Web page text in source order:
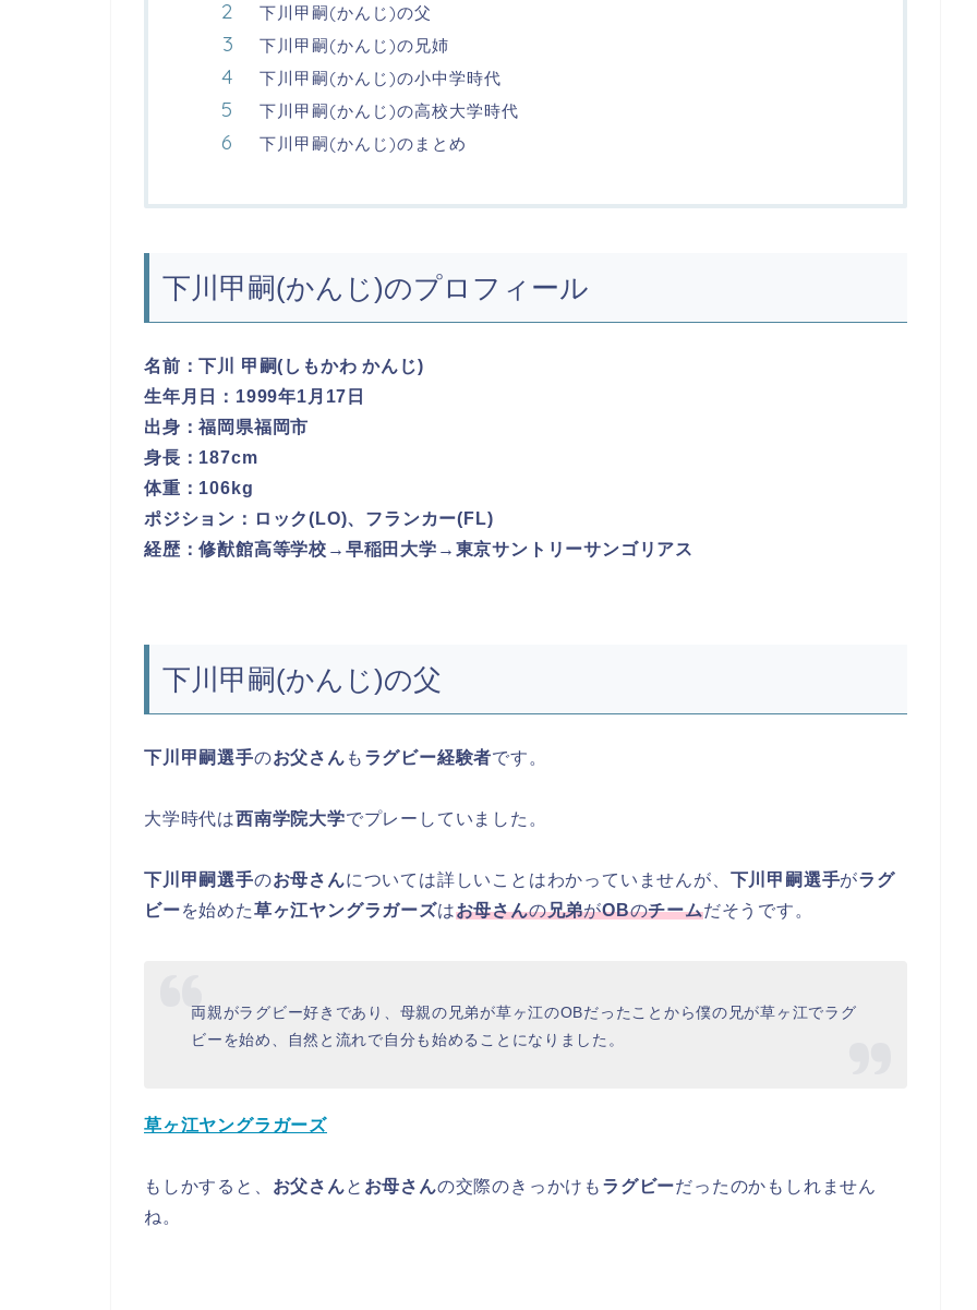
下川甲嗣(かんじ)の父
下川甲嗣(かんじ)の兄姉
下川甲嗣(かんじ)の小中学時代
下川甲嗣(かんじ)の高校大学時代
下川甲嗣(かんじ)のまとめ
下川甲嗣(かんじ)のプロフィール
名前：下川 甲嗣(しもかわ かんじ)
生年月日：1999年1月17日
出身：福岡県福岡市
身長：187cm
体重：106kg
ポジション：ロック(LO)、フランカー(FL)
経歴：修猷館高等学校→早稲田大学→東京サントリーサンゴリアス
下川甲嗣(かんじ)の父
下川甲嗣選手のお父さん も ラグビー経験者です。
大学時代は西南学院大学でプレーしていました。
下川甲嗣選手のお母さんについては詳しいことはわかっていませんが、 下川甲嗣選手がラグ
ビーを始めた草ヶ江ヤングラガーズはお母さんの兄弟がOBのチームだそうです。
両親がラグビー好きであり、母親の兄弟が草ヶ江のOBだったことから僕の兄が草ヶ江でラグ
ビーを始め、自然と流れで自分も始めることになりました。
草ヶ江ヤングラガーズ
もしかすると、 お父さんと お母さんの交際のきっかけも ラグビーだったのかもしれません
ね。